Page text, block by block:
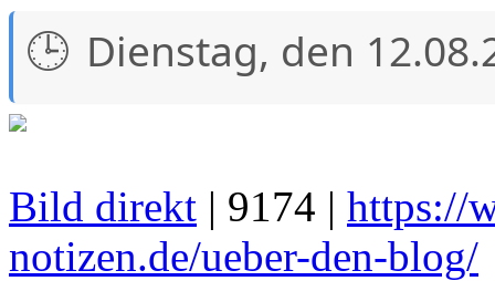
Dienstag, den
Bild direkt | 9174 | https://
notizen.de/ueber-den-blog/